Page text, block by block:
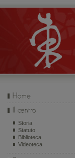
Storia
Statuto
Biblioteca
Videoteca